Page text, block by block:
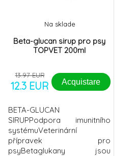
Beta-glucan sirup pro psy
TOPVET 200ml
Na sklade
13.97 EUR
12.3 EUR Acquistare
BETA-GLUCAN
SIRUPPodpora imunitního
systémuVeterinární
přípravek pro
psyBetaglukany jsou